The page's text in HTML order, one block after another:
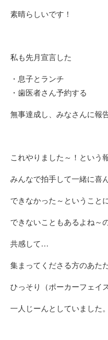
素晴らしいです！
私も先月宣言した
・息子とランチ
・歯医者さん予約する
無事達成し、みなさんに報
これやりました～！という
みんなで拍手して一緒に喜
できなかった～ということ
できないこともあるよね～
共感して…
集まってくださる方のあた
ひっそり（ポーカーフェイ
一人じーんとしていました。